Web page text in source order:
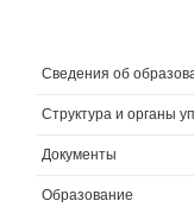
Сведения об
Структура и органы
Документы
Образование